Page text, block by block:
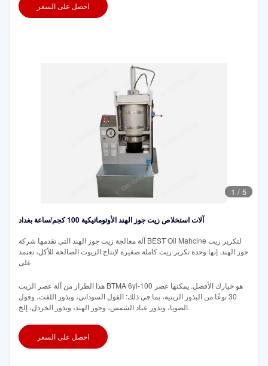
احصل على السعر
1 / 5
آلات استخلاص زيت جوز الهند الأوتوماتيكية 100 كجم/ساعة بغداد
آلة معالجة زيت جوز الهند التي تقدمها شركة BEST Oil Mahcine لتكرير زيت
جوز الهند. إنها وحدة تكرير زيت كاملة صغيرة لإنتاج الزيوت الصالحة للأكل، تعتمد
على
هذا الطراز من آلة عصر الزيت BTMA 6yl-100 هو خيارك الأفضل. يمكنها عصر
30 نوعًا من البذور الزيتية، بما في ذلك: الفول السوداني، وبذور اللفت، وفول
الصويا، وبذور عباد الشمس، وجوز الهند، وبذور الخردل، إلخ.
احصل على السعر